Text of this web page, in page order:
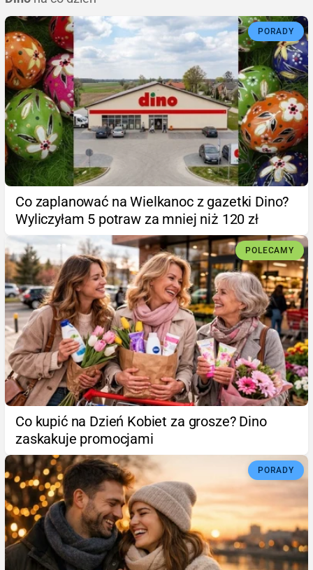
PORADY
Co zaplanować na Wielkanoc z gazetki Dino?
Wyliczyłam 5 potraw za mniej niż 120 zł
POLECAMY
Co kupić na Dzień Kobiet za grosze? Dino
zaskakuje promocjami
PORADY